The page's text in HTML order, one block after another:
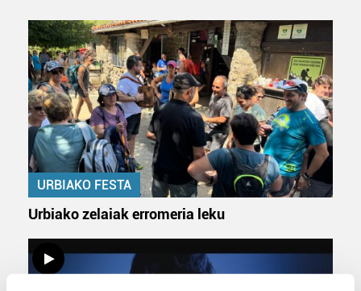
URBIAKO FESTA
Urbiako zelaiak erromeria leku